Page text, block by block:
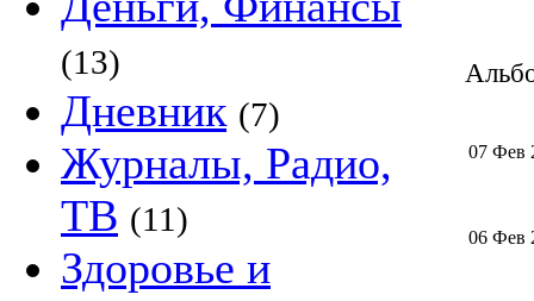
(13)
Дневник (7)
Журналы, Радио,
ТВ (11)
Здоровье и
07 Фев
06 Фев